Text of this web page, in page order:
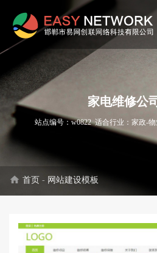
家电维修公
站点编号：w0822 适合行业：家政-
home 首页 - 网站建设模板